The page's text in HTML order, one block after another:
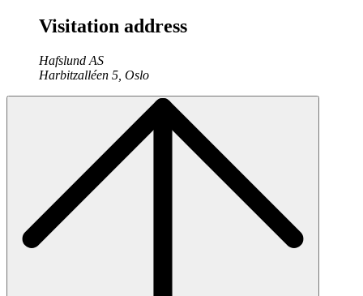
Visitation address
Hafslund AS
Harbitzalléen 5, Oslo